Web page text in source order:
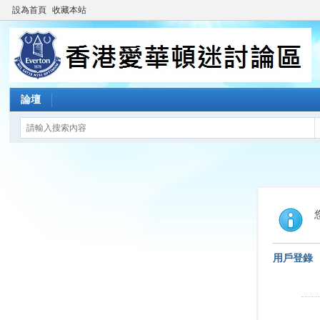
設為首頁 收藏本站
論壇
用戶登錄